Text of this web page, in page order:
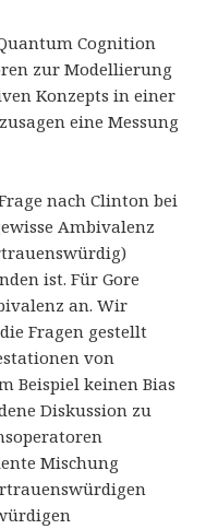
Cognition
zur Modellierung
Konzepts in einer
eine Messung
nach Clinton bei
Ambivalenz
ist. Für Gore
an. Wir
Fragen gestellt
von
Beispiel keinen Bias
Diskussion zu
Mischung